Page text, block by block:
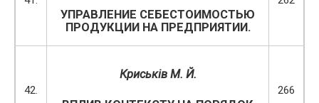
УПРАВЛЕНИЕ СЕБЕСТОИМОСТЬЮ
ПРОДУКЦИИ НА ПРЕДПРИЯТИИ.
42.
Криськів М. Й.
266